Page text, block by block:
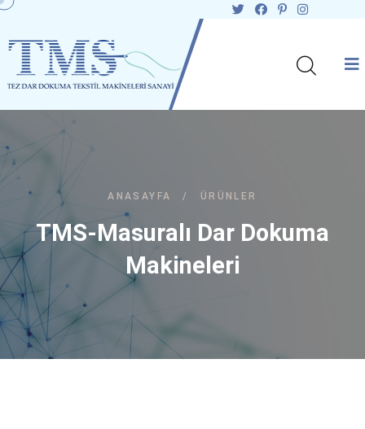
ANASAYFA / ÜRÜNLER
TMS-Masuralı Dar Dokuma
Makineleri